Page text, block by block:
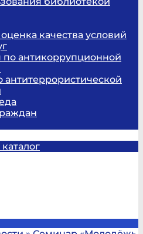
качества условий
антикоррупционной